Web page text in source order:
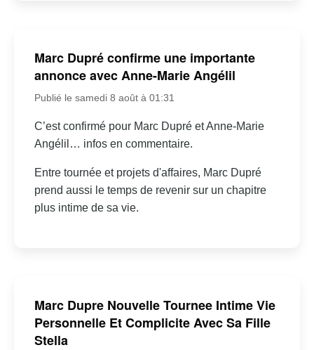
Marc Dupré confirme une importante
annonce avec Anne-Marie Angélil
Publié le samedi 8 août à 01:31
C’est confirmé pour Marc Dupré et Anne-Marie
Angélil… infos en commentaire.
Entre tournée et projets d'affaires, Marc Dupré
prend aussi le temps de revenir sur un chapitre
plus intime de sa vie.
Marc Dupre Nouvelle Tournee Intime Vie
Personnelle Et Complicite Avec Sa Fille
Stella